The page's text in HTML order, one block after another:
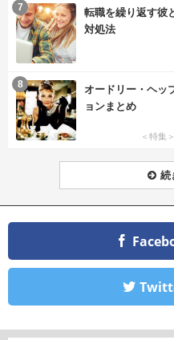
転職を繰り返す彼
対処法
7
オードリー・ヘッ
ョンまとめ
＜特集
8
続